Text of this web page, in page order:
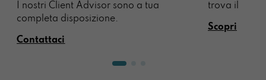
I nostri Client Advisor sono a tua
completa disposizione.
Contattaci
trova il
Scopri